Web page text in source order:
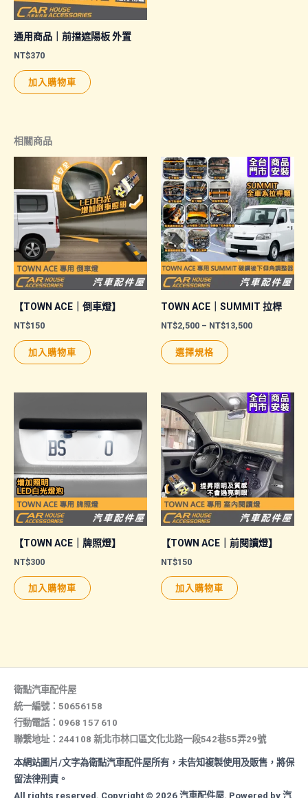
通用商品｜前擋遮陽板 外置
NT$370
加入購物車
相關商品
【TOWN ACE｜倒車燈】
NT$150
加入購物車
TOWN ACE｜SUMMIT 拉桿
NT$2,500 – NT$13,500價
NT$13,500
選擇規格
有
多
款
式。
可
在
品
面
選
【TOWN ACE｜牌照燈】
NT$300
加入購物車
【TOWN ACE｜前閱讀燈】
NT$150
加入購物車
衛點汽車配件屋
統一編號：50656158
行動電話：0968 157 610
聯繫地址：244108 新北市林口區文化北路一段542巷55弄29號
本網站圖片/文字為衛點汽車配件屋所有，未告知複製使用及販售，將保
留法律刑責。
All rights reserved. Copyright © 2026 汽車配件屋. Powered by 汽